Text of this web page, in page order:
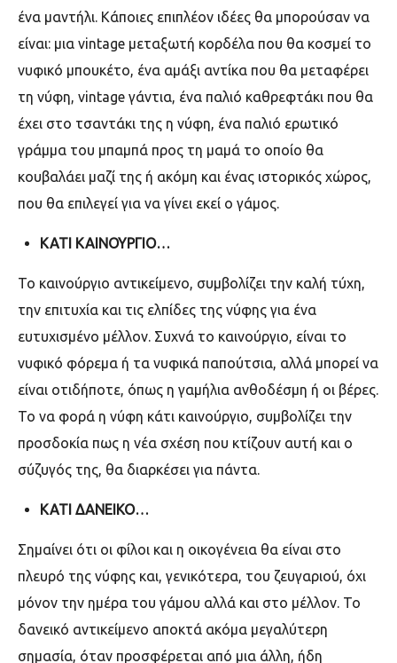
ένα μαντήλι. Κάποιες επιπλέον ιδέες θα μπορούσαν να
είναι: μια vintage μεταξωτή κορδέλα που θα κοσμεί το
νυφικό μπουκέτο, ένα αμάξι αντίκα που θα μεταφέρει
τη νύφη, vintage γάντια, ένα παλιό καθρεφτάκι που θα
έχει στο τσαντάκι της η νύφη, ένα παλιό ερωτικό
γράμμα του μπαμπά προς τη μαμά το οποίο θα
κουβαλάει μαζί της ή ακόμη και ένας ιστορικός χώρος,
που θα επιλεγεί για να γίνει εκεί ο γάμος.
ΚΑΤΙ ΚΑΙΝΟΥΡΓΙΟ…
Το καινούργιο αντικείμενο, συμβολίζει την καλή τύχη,
την επιτυχία και τις ελπίδες της νύφης για ένα
ευτυχισμένο μέλλον. Συχνά το καινούργιο, είναι το
νυφικό φόρεμα ή τα νυφικά παπούτσια, αλλά μπορεί να
είναι οτιδήποτε, όπως η γαμήλια ανθοδέσμη ή οι βέρες.
Το να φορά η νύφη κάτι καινούργιο, συμβολίζει την
προσδοκία πως η νέα σχέση που κτίζουν αυτή και ο
σύζυγός της, θα διαρκέσει για πάντα.
ΚΑΤΙ ΔΑΝΕΙΚΟ…
Σημαίνει ότι οι φίλοι και η οικογένεια θα είναι στο
πλευρό της νύφης και, γενικότερα, του ζευγαριού, όχι
μόνον την ημέρα του γάμου αλλά και στο μέλλον. Το
δανεικό αντικείμενο αποκτά ακόμα μεγαλύτερη
σημασία, όταν προσφέρεται από μια άλλη, ήδη